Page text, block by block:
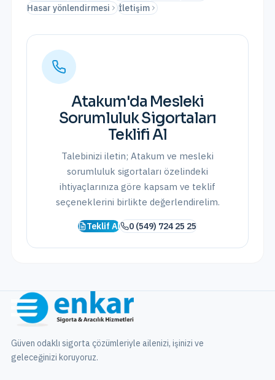
Hasar yönlendirmesi
İletişim
Atakum'da Mesleki
Sorumluluk Sigortaları
Teklifi Al
Talebinizi iletin; Atakum ve mesleki
sorumluluk sigortaları özelindeki
ihtiyaçlarınıza göre kapsam ve teklif
seçeneklerini birlikte değerlendirelim.
Teklif Al 0 (549) 724 25 25
Güven odaklı sigorta çözümleriyle ailenizi, işinizi ve
geleceğinizi koruyoruz.